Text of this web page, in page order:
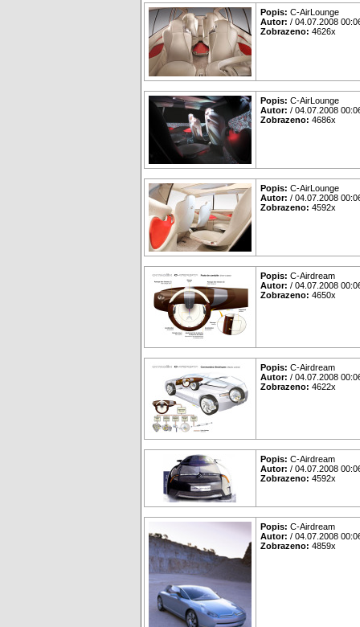
Popis: C-AirLounge
Autor: / 04.07.2008
Zobrazeno: 4626x
Popis: C-AirLounge
Autor: / 04.07.2008
Zobrazeno: 4686x
Popis: C-AirLounge
Autor: / 04.07.2008
Zobrazeno: 4592x
Popis: C-Airdream
Autor: / 04.07.2008
Zobrazeno: 4650x
Popis: C-Airdream
Autor: / 04.07.2008
Zobrazeno: 4622x
Popis: C-Airdream
Autor: / 04.07.2008
Zobrazeno: 4592x
Popis: C-Airdream
Autor: / 04.07.2008
Zobrazeno: 4859x